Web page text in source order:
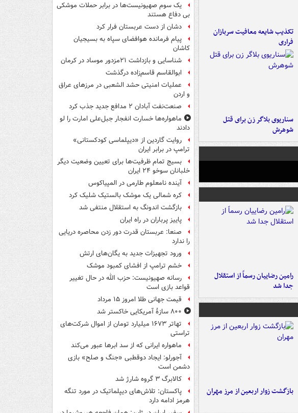
تکذیب شایعه معافیت سربازان
فراری
سناریوی بلاگر زن برای قتل
شوهرش
رامین رضاییان رسماً از استقلال
جدا شد
بازگشت زوار اربعین از مرز مهران
یک‌ سوم صهیونیست‌ها در برابر حملات موشکی
بی دفاع هستند
دشان از دست عربستان فرار کرد
پیام فرمانده هوافضای سپاه به بسیجیان
کاشان
شناسایی و بازداشت ۲۱مزدور موساد در کرمان
ابوالقاسم قاسم‌زاده درگذشت
عملیات امنیتی حشد الشعبی در مرزهای عراق
و اردن
صنعت‌نفت آبادان ۲ مدافع جدید جذب کرد
ماهواره‌ها خسارت انفجار جبل‌علی امارت را لو
دادند
روایت گاردین از «دیپلماسی کودکستانی»
ترامپ در برابر ایران
بسیج تمام ظرفیت‌ها برای تعیین وضعیت دیگر
خلبانان سوخو ۲۴ ایران
آینده نامعلوم طارمی در المپیاکوس
کره شمالی یک موشک بالستیک شلیک کرد
بازگشت اندونگ به استقلال منتفی شد
پاییز پرباران در راه ایران
صنعا: عربستان قدرت دور زدن محاصره دریایی
را ندارد
ورود تجهیزات جدید به یگان‌های ارتش
خشم ترامپ از افشای کمبود موشک
رسانه صهیونیست: حزب الله در حال تغییر
قواعد بازی است
قیمت جهانی طلا امروز ۱۵ مرداد
۸۰۰ سازۀ آمریکایی خاکستر شد
تهاتر ۱۶۷۳ میلیارد تومان از اموال شرکت‌های
تراستی
ماهواره ایرانی که از سد ابرها عبور می‌کند
آجورلو: ایجاد دوقطبی «جنگ و صلح‌» بازی
دشمن است
کالابرگ ۳ گروه شارژ شد
پاکستان: تلاش‌های دیپلماتیک در مورد تنگه
هرمز ادامه دارد